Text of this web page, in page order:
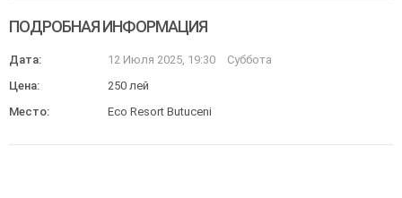
ПОДРОБНАЯ ИНФОРМАЦИЯ
Дата: 12 Июля 2025, 19:30
Суббота
Цена:
250 лей
Место:
Eco Resort Butuceni